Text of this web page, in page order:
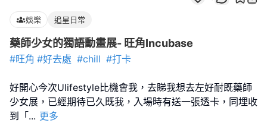
娛樂 追星日常
藥師少女的獨語動畫展- 旺角Incubase
#旺角 #好去處 #chill #打卡
好開心今次Ulifestyle比機會我，去睇我想去左好耐既藥師
少女展，已經期待已久既我，入場時有送一張透卡，同埋收
到「... 更多